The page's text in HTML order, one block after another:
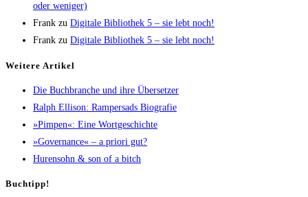
oder weniger)
Frank zu Digi­ta­le Biblio­thek 5 – sie lebt noch!
Frank zu Digi­ta­le Biblio­thek 5 – sie lebt noch!
Wei­te­re Artikel
Die Buch­bran­che und ihre Übersetzer
Ralph Elli­son: Ram­pers­ads Biografie
»Pim­pen«: Eine Wortgeschichte
»Gover­nan­ce« – a prio­ri gut?
Huren­sohn & son of a bitch
Buch­tipp!